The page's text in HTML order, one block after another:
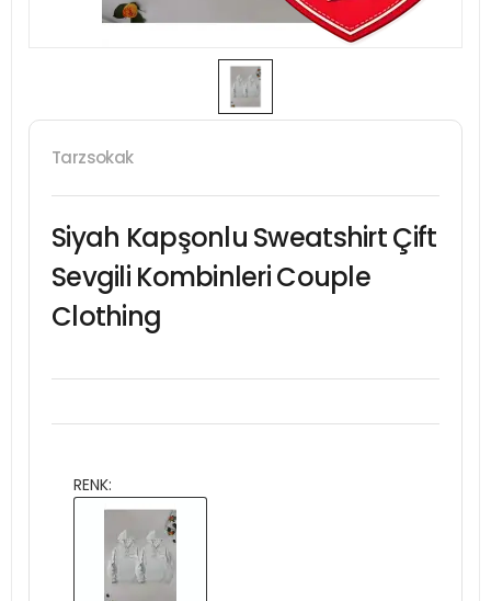
Tarzsokak
Siyah Kapşonlu Sweatshirt Çift
Sevgili Kombinleri Couple
Clothing
RENK: